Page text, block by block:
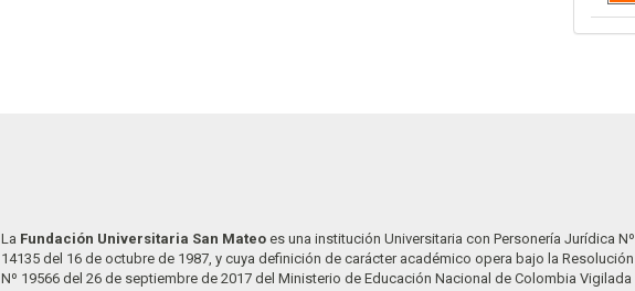
La Fundación Universitaria San Mateo es una institución Universitaria con Personería Jurídica Nº
14135 del 16 de octubre de 1987, y cuya definición de carácter académico opera bajo la Resolución
Nº 19566 del 26 de septiembre de 2017 del Ministerio de Educación Nacional de Colombia Vigilada